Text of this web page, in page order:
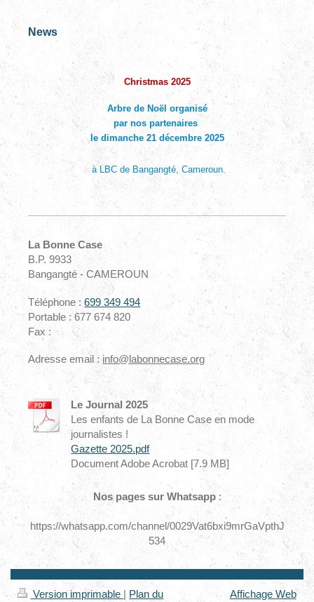
News
Christmas 2025
Arbre de Noël organisé
par nos partenaires
le dimanche 21 décembre 2025
à LBC de Bangangté, Cameroun.
La Bonne Case
B.P. 9933
Bangangté - CAMEROUN
Téléphone :699 349 494
Portable : 677 674 820
Fax :
Adresse email : info@labonnecase.org
Le Journal 2025
Les enfants de La Bonne Case en mode
journalistes !
Gazette 2025.pdf
Document Adobe Acrobat [7.9 MB]
Nos pages sur Whatsapp:
https://whatsapp.com/channel/0029Vat6bxi9mrGaVpthJ
534
Version imprimable | Plan du Affichage Web